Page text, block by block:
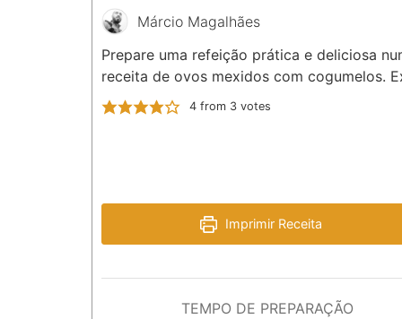
Márcio Magalhães
Prepare uma refeição prática e deliciosa
receita de ovos mexidos com cogumelos.
4from 3votes
Imprimir Receita
TEMPO DE PREPARAÇÃO